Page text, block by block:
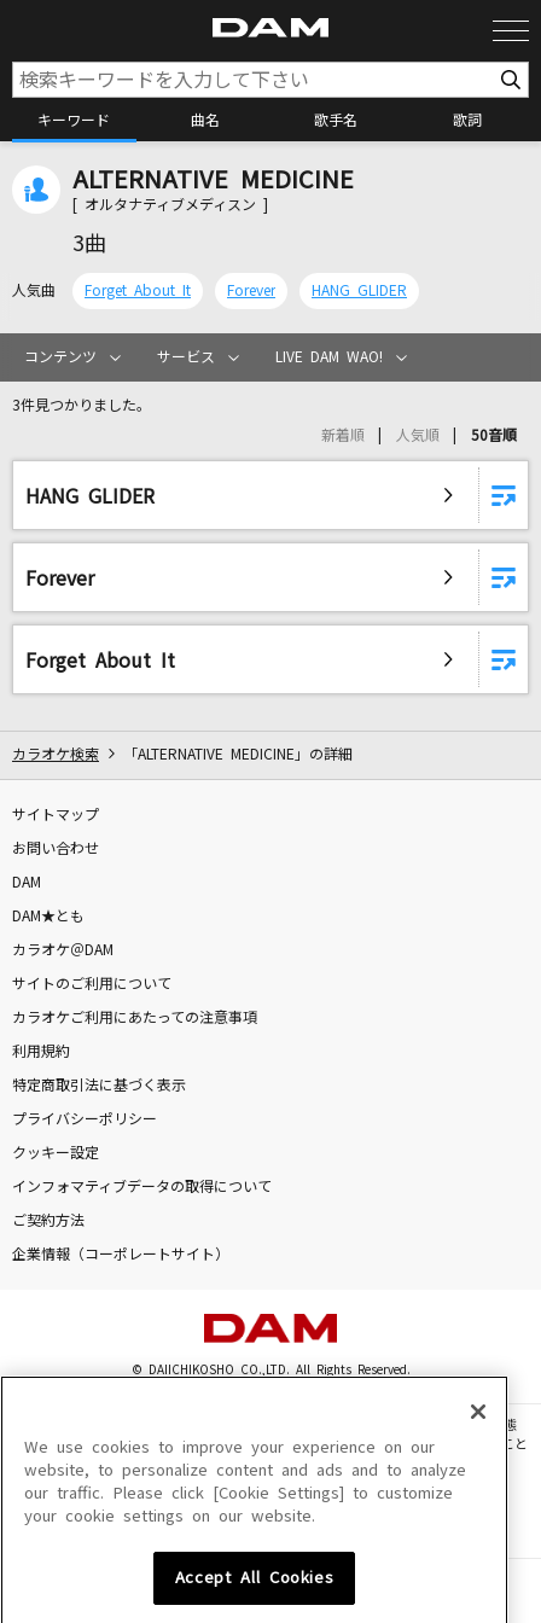
キーワード 曲名 歌手名 歌詞
カラオケ検索
カラオケリクエスト
リアルタイムで歌われている曲の一覧
[生音]チェリー
スピッツ
平井堅
可愛くてごめん
HoneyWorks feat. かぴ
未来へ
Kiroro
[生音]怪盗
back number
Runner
中の島ブルース
内山田洋とクール・ファイブ
花になって
もっと見る
カラオケ最新情報をチェック！
ALTERNATIVE MEDICINE
[ オルタナティブメディスン ]
3曲
人気曲 Forget About It Forever HANG GLIDER
コンテンツ サービス LIVE DAM WAO!
3件見つかりました。
新着順 人気順 50音順
HANG GLIDER
Forever
Forget About It
カラオケ検索 「ALTERNATIVE MEDICINE」の詳細
サイトマップ
お問い合わせ
DAM
DAM★とも
カラオケ＠DAM
サイトのご利用について
カラオケご利用にあたっての注意事項
利用規約
特定商取引法に基づく表示
プライバシーポリシー
クッキー設定
インフォマティブデータの取得について
ご契約方法
企業情報（コーポレートサイト）
© DAIICHIKOSHO CO.,LTD. All Rights Reserved.
このサイトに掲載されている一切の文章・画像・写真・動画・音声等を、手段や形態
を問わず、著作権法の定める範囲を超えて無断で複製、転載、ファイル化などすること
を禁じます。
楽曲及びコンテンツは、機種によりご利用いただけない場合があります。
楽曲及びコンテンツの配信日、配信内容が変更になる場合があります。
We use cookies to improve your experience on our
website, to personalize content and ads and to analyze
our traffic. Please click [Cookie Settings] to customize
your cookie settings on our website.
Accept All Cookies